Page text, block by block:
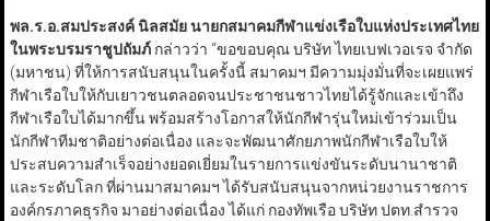
พล.ร.อ.สมประสงค์ นิลสมัย นายกสมาคมกีฬาแข่งเรือใบแห่งประเทศไทย
ในพระบรมราชูปถัมภ์ กล่าวว่า “ขอขอบคุณ บริษัท ไทยเบฟเวอเรจ จำกัด
(มหาชน) ที่ให้การสนับสนุนในครั้งนี้ สมาคมฯ มีความมุ่งมั่นที่จะเผยแพร่
กีฬาเรือใบให้กับเยาวชนตลอดจนประชาชนชาวไทยได้รู้จักและเข้าถึง
กีฬาเรือใบได้มากขึ้น พร้อมสร้างโอกาสให้นักกีฬารุ่นใหม่เข้าร่วมเป็น
นักกีฬาทีมชาติอย่างต่อเนื่อง และจะพัฒนาศักยภาพนักกีฬาเรือใบให้
ประสบความสำเร็จอย่างยอดเยี่ยมในรายการแข่งขันระดับนานาชาติ
และระดับโลก ที่ผ่านมาสมาคมฯ ได้รับสนับสนุนจากหน่วยงานราชการ
องค์กรภาคธุรกิจ มาอย่างต่อเนื่อง ได้แก่ กองทัพเรือ บริษัท ปตท.สำรวจ